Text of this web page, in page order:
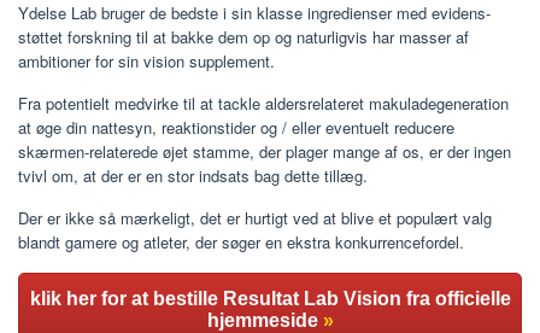
Ydelse Lab bruger de bedste i sin klasse ingredienser med evidens-
støttet forskning til at bakke dem op og naturligvis har masser af
ambitioner for sin vision supplement.
Fra potentielt medvirke til at tackle aldersrelateret makuladegeneration
at øge din nattesyn, reaktionstider og / eller eventuelt reducere
skærmen-relaterede øjet stamme, der plager mange af os, er der ingen
tvivl om, at der er en stor indsats bag dette tillæg.
Der er ikke så mærkeligt, det er hurtigt ved at blive et populært valg
blandt gamere og atleter, der søger en ekstra konkurrencefordel.
klik her for at bestille Resultat Lab Vision fra officielle
hjemmeside »